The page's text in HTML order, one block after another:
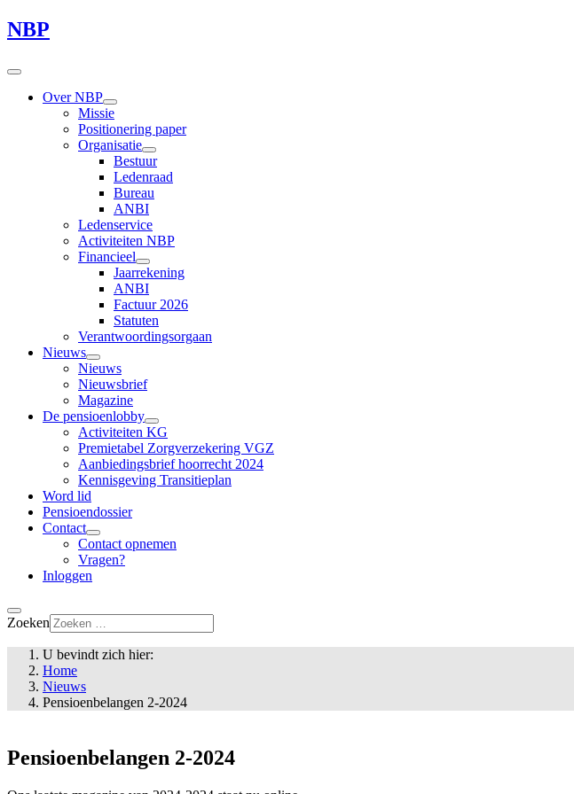
NBP
Over NBP
Missie
Positionering paper
Organisatie
Bestuur
Ledenraad
Bureau
ANBI
Ledenservice
Activiteiten NBP
Financieel
Jaarrekening
ANBI
Factuur 2026
Statuten
Verantwoordingsorgaan
Nieuws
Nieuws
Nieuwsbrief
Magazine
De pensioenlobby
Activiteiten KG
Premietabel Zorgverzekering VGZ
Aanbiedingsbrief hoorrecht 2024
Kennisgeving Transitieplan
Word lid
Pensioendossier
Contact
Contact opnemen
Vragen?
Inloggen
Zoeken
U bevindt zich hier:
Home
Nieuws
Pensioenbelangen 2-2024
Pensioenbelangen 2-2024